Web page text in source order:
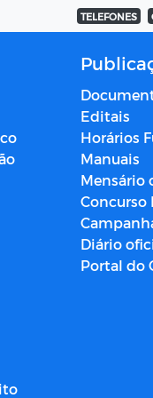
TELEFONES
Editais
Horários
Manuais
Mensário
Concurso
Diário
Portal do